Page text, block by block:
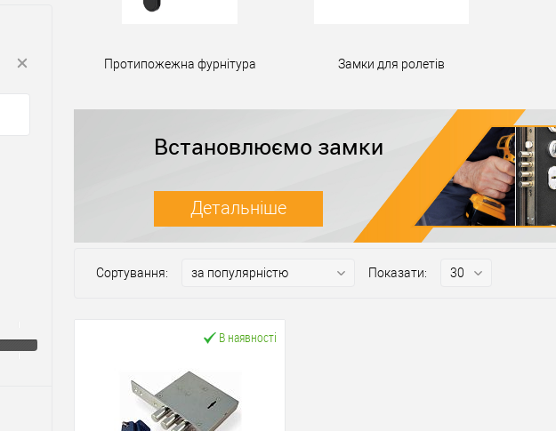
Протипожежна фурнітура Замки для ролетів
Встановлюємо замки
Детальніше
Сортування: Показати:
В наявності